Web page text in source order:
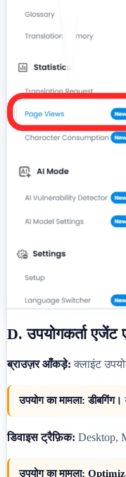
D. उपयोगकर्ता एजेंट
ब्राउज़र आँकड़े: क्लाइंट
उपयोग का मामला: डीबगिंग।
डिवाइस ट्रैफ़िक: Desktop,
उपयोग का मामला: